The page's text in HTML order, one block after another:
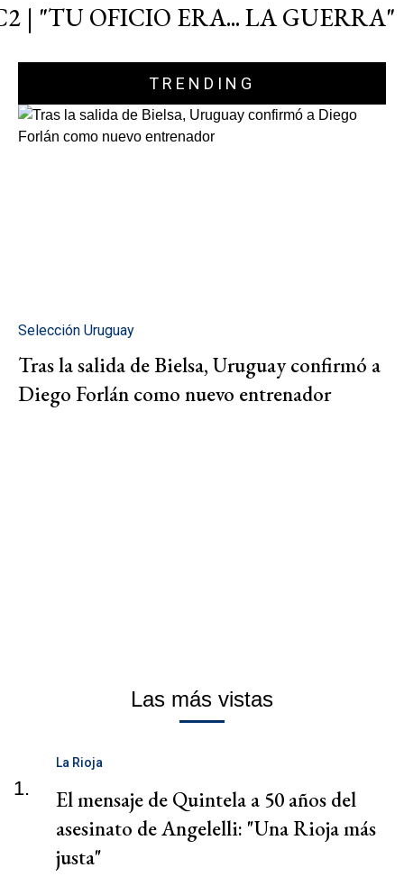
| "TU OFICIO ERA... LA GUERRA"
TRENDING
Selección Uruguay
Tras la salida de Bielsa, Uruguay confirmó a
Diego Forlán como nuevo entrenador
Las más vistas
1.
La Rioja
El mensaje de Quintela a 50 años del
asesinato de Angelelli: "Una Rioja más
justa"